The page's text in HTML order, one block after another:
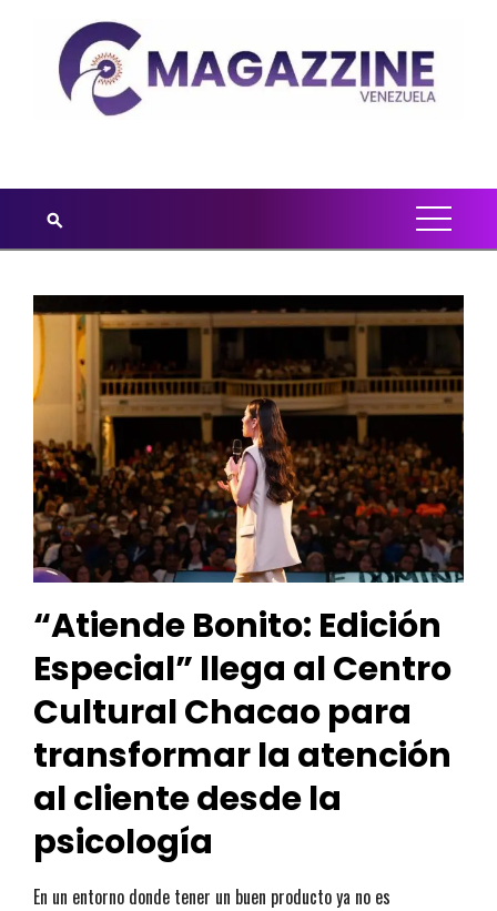
“Atiende Bonito: Edición
Especial” llega al Centro
Cultural Chacao para
transformar la atención
al cliente desde la
psicología
En un entorno donde tener un buen producto ya no es